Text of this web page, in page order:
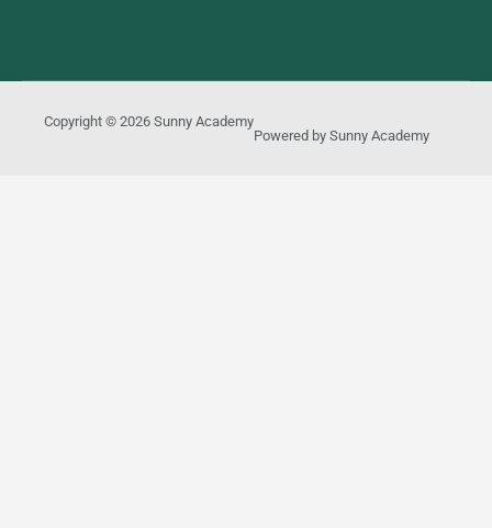
Copyright © 2026 Sunny Academy
Powered by Sunny Academy